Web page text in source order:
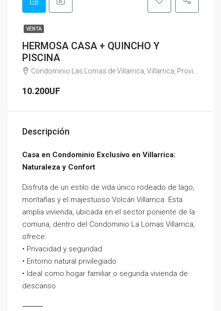
VENTA
HERMOSA CASA + QUINCHO Y
PISCINA
Condominio Las Lomas de Villarrica, Villarrica, Provincia de Cautín, Región de la Araucanía, 4930611, Chile
10.200UF
Descripción
Casa en Condominio Exclusivo en Villarrica:
Naturaleza y Confort
Disfruta de un estilo de vida único rodeado de lago,
montañas y el majestuoso Volcán Villarrica. Esta
amplia vivienda, ubicada en el sector poniente de la
comuna, dentro del Condominio La Lomas Villarrica,
ofrece:
• Privacidad y seguridad
• Entorno natural privilegiado
• Ideal como hogar familiar o segunda vivienda de
descanso
⸻